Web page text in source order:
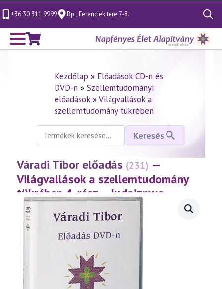
+36 30 311 9999 Bp., Ferenciek tere 7-8.
Search
for:
Kezdőlap » Előadások CD-n és
DVD-n» Szellemtudományi
előadások»Világvallások a
szellemtudomány tükrében
Keresés
következőre:
Keresés
Váradi Tibor előadás (231) —
Világvallások a szellemtudomány
tükrében 4. rész – Judaizmus
(2002.02.03.)